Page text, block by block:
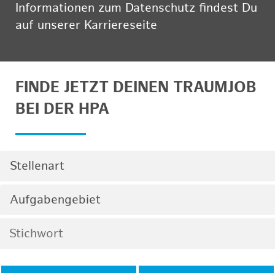
Informationen zum Datenschutz findest Du
auf unserer Karriereseite
FINDE JETZT DEINEN TRAUMJOB
BEI DER HPA
Stellenart
Aufgabengebiet